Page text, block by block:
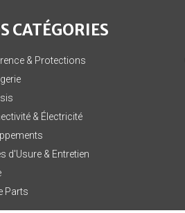
CATÉGORIES
& Protections
& Électricité
d'Usure & Entretien
Parts